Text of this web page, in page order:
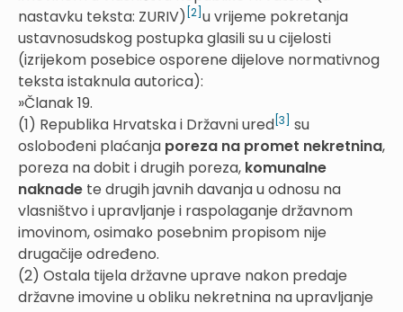
nastavku teksta: ZURIV) [2] u vrijeme pokretanja
ustavnosudskog postupka glasili su u cijelosti
(izrijekom posebice osporene dijelove normativnog
teksta istaknula autorica):
»Članak 19.
(1) Republika Hrvatska i Državni ured [3]
su
oslobođeni plaćanja poreza na promet nekretnina,
poreza na dobit i drugih poreza, komunalne
naknade te drugih javnih davanja u odnosu na
vlasništvo i upravljanje i raspolaganje državnom
imovinom, osimako posebnim propisom nije
drugačije određeno.
(2) Ostala tijela državne uprave nakon predaje
državne imovine u obliku nekretnina na upravljanje